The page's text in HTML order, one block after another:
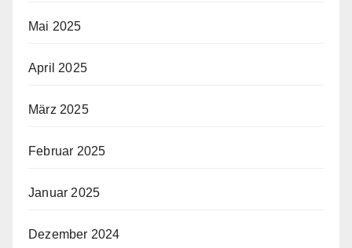
Mai 2025
April 2025
März 2025
Februar 2025
Januar 2025
Dezember 2024